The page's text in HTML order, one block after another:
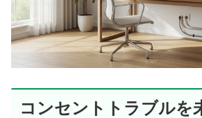
コンセントトラブルを